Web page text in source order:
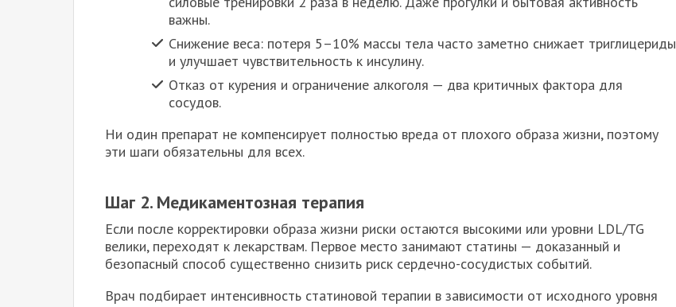
важны.
Снижение веса: потеря 5–10% массы тела часто заметно снижает триглицериды
и улучшает чувствительность к инсулину.
Отказ от курения и ограничение алкоголя — два критичных фактора для
сосудов.
Ни один препарат не компенсирует полностью вреда от плохого образа жизни, поэтому
эти шаги обязательны для всех.
Шаг 2. Медикаментозная терапия
Если после корректировки образа жизни риски остаются высокими или уровни LDL/TG
велики, переходят к лекарствам. Первое место занимают статины — доказанный и
безопасный способ существенно снизить риск сердечно-сосудистых событий.
Врач подбирает интенсивность статиновой терапии в зависимости от исходного уровня